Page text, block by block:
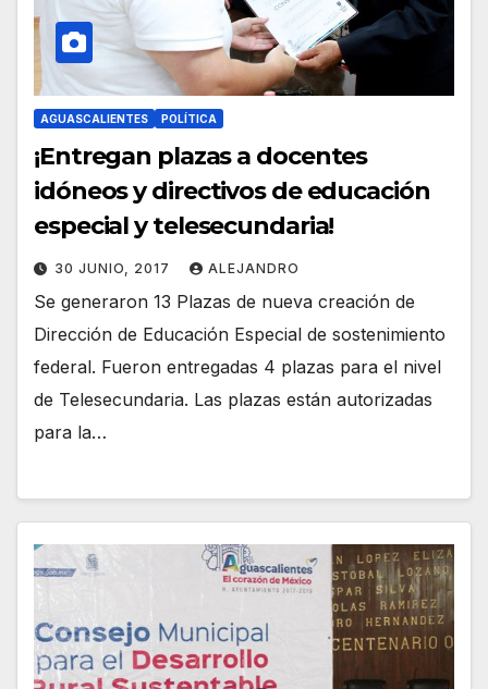
AGUASCALIENTES POLÍTICA
¡Entregan plazas a docentes
idóneos y directivos de educación
especial y telesecundaria!
30 JUNIO, 2017 ALEJANDRO
Se generaron 13 Plazas de nueva creación de
Dirección de Educación Especial de sostenimiento
federal. Fueron entregadas 4 plazas para el nivel
de Telesecundaria. Las plazas están autorizadas
para la…